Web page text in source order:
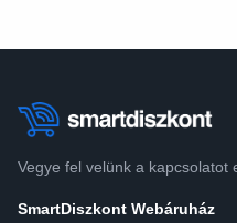
Vegye fel velünk a kapcsolatot
SmartDiszkont Webáruház